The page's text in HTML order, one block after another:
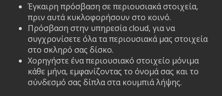
Έγκαιρη πρόσβαση σε περιουσιακά στοιχεία,
πριν αυτά κυκλοφορήσουν στο κοινό.
Πρόσβαση στην υπηρεσία cloud, για να
συγχρονίσετε όλα τα περιουσιακά μας στοιχεία
στο σκληρό σας δίσκο.
Χορηγήστε ένα περιουσιακό στοιχείο μόνιμα
κάθε μήνα, εμφανίζοντας το όνομά σας και το
σύνδεσμό σας δίπλα στα κουμπιά λήψης.